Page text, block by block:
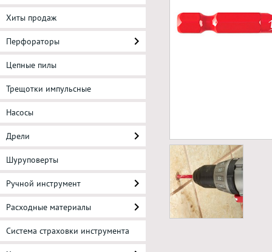
Хиты продаж
Перфораторы
Цепные пилы
Трещотки импульсные
Насосы
Дрели
Шуруповерты
Ручной инструмент
Расходные материалы
Система страховки инструмента